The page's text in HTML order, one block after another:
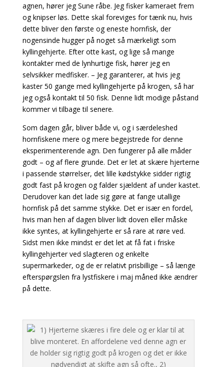
agnen, hører jeg Sune råbe. Jeg fiskerkameraet frem
og knipser løs. Dette skal foreviges for tænk nu, hvis
dette bliver den første ogeneste hornfisk, der
nogensinde hugger på noget så mærkeligt som
kyllingehjerte. Efter otte kast, og lige så mange
kontakter med de lynhurtige fisk, hører jeg en
selvsikker medfisker. – Jeg garanterer, at hvis jeg
kaster 50 gange med kyllingehjerte på krogen, så har
jeg også kontakt til 50 fisk. Denne lidt modige påstand
kommer vi tilbage til senere.
Som dagen går, bliver både vi, og i særdeleshed
hornfiskene mere og mere begejstrede for denne
eksperimenterende agn. Den fungerer på alle måder
godt – og af flere grunde. Det er let at skære hjerterne
i passende størrelser, det lille kødstykke sidder rigtig
godt fast på krogen og falder sjældent af under kastet.
Derudover kan det lade sig gøre at fange utallige
hornfisk på det samme stykke. Det er især en fordel,
hvis man hen af dagen bliver lidt doven eller måske
ikke syntes, at kyllingehjerte er så rare at røre ved.
Sidst men ikke mindst er det let at få fat i friske
kyllingehjerter ved slagteren og enkelte
supermarkeder, og de er relativt prisbillige – så længe
efterspørgslen fra lystfiskere i maj måned ikke ændrer
på dette.